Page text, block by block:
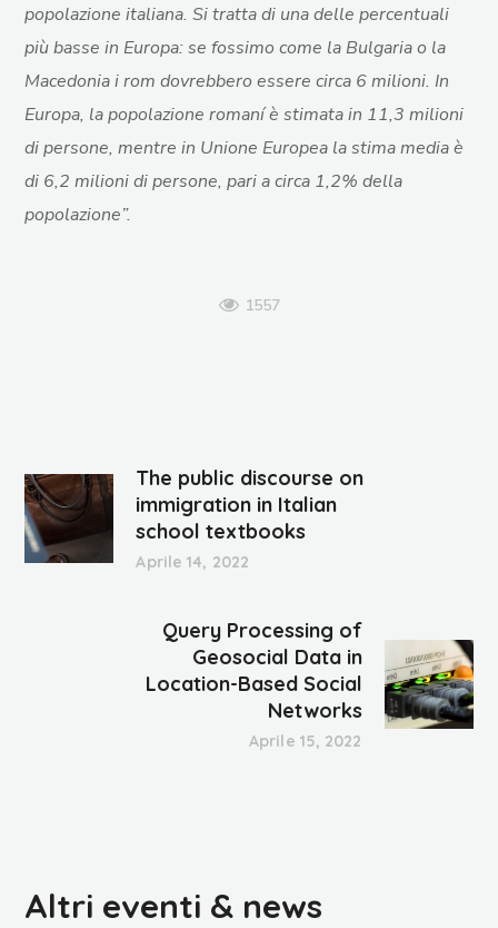
popolazione italiana. Si tratta di una delle percentuali
più basse in Europa: se fossimo come la Bulgaria o la
Macedonia i rom dovrebbero essere circa 6 milioni. In
Europa, la popolazione romaní è stimata in 11,3 milioni
di persone, mentre in Unione Europea la stima media è
di 6,2 milioni di persone, pari a circa 1,2% della
popolazione”.
1557
The public discourse on
immigration in Italian
school textbooks
Aprile 14, 2022
Query Processing of
Geosocial Data in
Location-Based Social
Networks
Aprile 15, 2022
Altri eventi & news